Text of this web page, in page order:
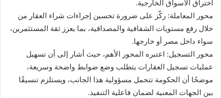
اختراق الأسواق الخارجية.
محور المعاملة: ركّز على ضرورة تحسين إجراءات شراء العقار من
خلال رفع مستويات الشفافية والمصداقية، بما يعزز ثقة المستثمرين،
سواء داخل مصر أو خارجها.
محور التسجيل: اعتبره المحور الأهم، حيث أشار إلى أن تسهيل
عمليات تسجيل العقارات يتطلب وضع ضوابط واضحة وسريعة،
موضحًا أن الحكومة تتحمل مسؤولية هذا الجانب، ويستلزم تنسيقًا
بين الجهات المعنية لضمان فاعلية التنفيذ.